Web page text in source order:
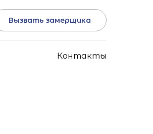
Вызвать замерщика
Контакты